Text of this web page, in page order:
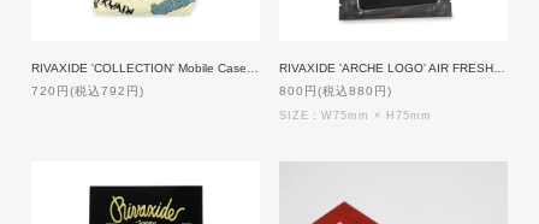
RIVAXIDE 'COLLECTION' Mobile Case [CAMEL Mirror] [80%OFF]
720円(税込792円)
800円(税込880円)
SIZE：W75mm × H75mm